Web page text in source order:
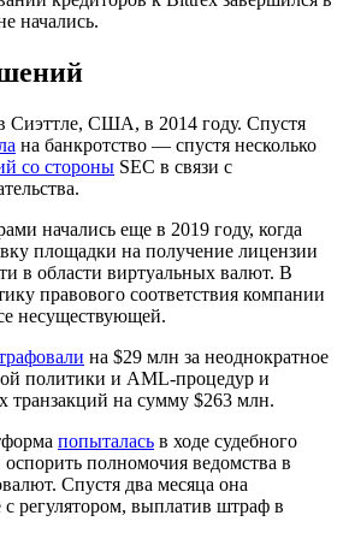
начались.
Сиэттле, США, в 2014 году. Спустя
на банкротство — спустя несколько
со стороны SEC в связи с
начались еще в 2019 году, когда
площадки на получение лицензии
в области виртуальных валют. В
правового соответствия компании
несуществующей.
на $29 млн за неоднократное
политики и AML-процедур и
транзакций на сумму $263 млн.
попыталась в ходе судебного
оспорить полномочия ведомства в
Спустя два месяца она
с регулятором, выплатив штраф в